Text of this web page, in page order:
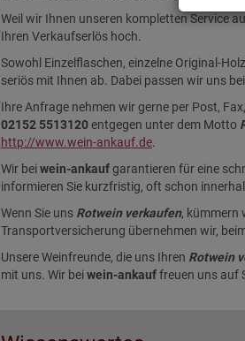
Weil wir Ihnen unseren kompletten Service
Ihren Verkaufserlös hoch.
Sowohl Einzelflaschen, einzelne Original-
seriös mit Ihnen ab. Dabei passen wir uns
Ihre Anfrage nehmen wir gerne per Post,
02152 5513120entgegen unter dem Motto
http://www.wein-ankauf.de.
Wir beiwein-ankaufgarantieren für eine
informieren Sie kurzfristig, oft schon
Wenn Sie uns Rotwein verkaufen, kümmern
Transportversicherung übernehmen wir,
Unsere Weinfreunde, die uns Ihren Rotwein
mit uns. Wir beiwein-ankauffreuen uns auf